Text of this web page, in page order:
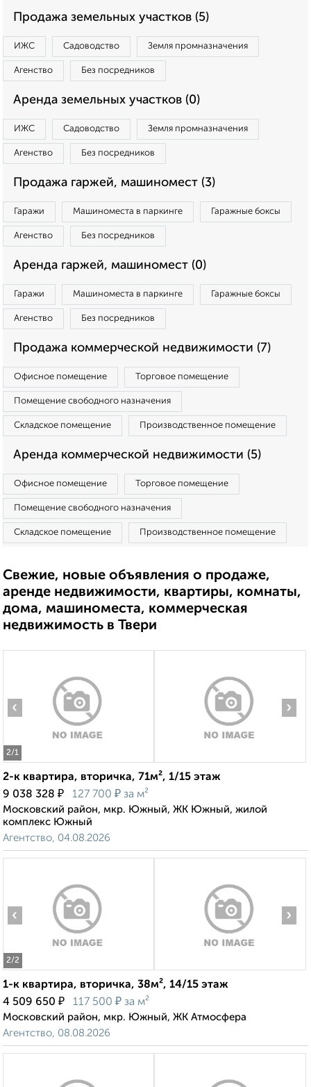
Продажа земельных участков (5)
ИЖС Садоводство Земля промназначения
Агенство Без посредников
Аренда земельных участков (0)
ИЖС Садоводство Земля промназначения
Агенство Без посредников
Продажа гаржей, машиномест (3)
Гаражи Машиноместа в паркинге Гаражные боксы
Агенство Без посредников
Аренда гаржей, машиномест (0)
Гаражи Машиноместа в паркинге Гаражные боксы
Агенство Без посредников
Продажа коммерческой недвижимости (7)
Офисное помещение Торговое помещение
Помещение свободного назначения
Складское помещение Производственное помещение
Аренда коммерческой недвижимости (5)
Офисное помещение Торговое помещение
Помещение свободного назначения
Складское помещение Производственное помещение
Свежие, новые объявления о продаже,
аренде недвижимости, квартиры, комнаты,
дома, машиноместа, коммерческая
недвижимость в Твери
2/1
‹ ›
2-к квартира, вторичка, 71м², 1/15 этаж
9 038 328 ₽ 127 700 ₽ за м²
Московский район, мкр. Южный, ЖК Южный, жилой
комплекс Южный
Агентство, 04.08.2026
2/2
‹ ›
1-к квартира, вторичка, 38м², 14/15 этаж
4 509 650 ₽ 117 500 ₽ за м²
Московский район, мкр. Южный, ЖК Атмосфера
Агентство, 08.08.2026